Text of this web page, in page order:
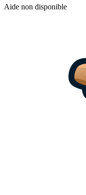
Aide non disponible